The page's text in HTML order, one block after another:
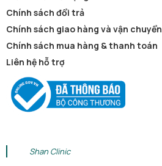
Chính sách đổi trả
Chính sách giao hàng và vận chuyển
Chính sách mua hàng & thanh toán
Liên hệ hỗ trợ
Shan Clinic